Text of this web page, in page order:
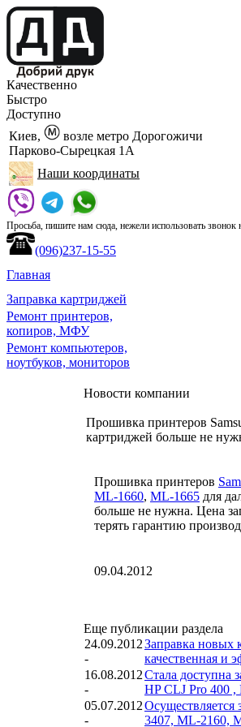
Качественно
Быстро
Доступно
Киев,
возле метро Дорогожичи
Парково-Сырецкая 1А
Наши координаты
Просьба, пишите нам сюда, нежели использовать звонок
(096)237-15-55
Главная
Заправка картриджей
Ремонт принтеров,
копиров, МФУ
Ремонт компьютеров,
ноутбуков, мониторов
Новости компании
Прошивка принтеров
картриджей больше не
Прошивка принтеров
ML-1660, ML-1665 для
больше не нужна. Цена
терять гарантию
09.04.2012
Еще публикации раздела
24.09.2012
-
Заправка новых
качественная и
16.08.2012
-
Стала доступна
HP CLJ Pro 400 ,
05.07.2012
-
Осуществляется
3407, ML-2160,